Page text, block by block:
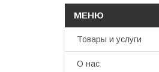
Товары и услуги
О нас